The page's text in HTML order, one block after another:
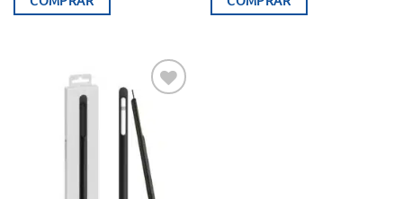
era:
Adicionar
aos meus
desejos